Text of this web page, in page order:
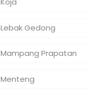
Lebak Gedong
Mampang Prapatan
Menteng